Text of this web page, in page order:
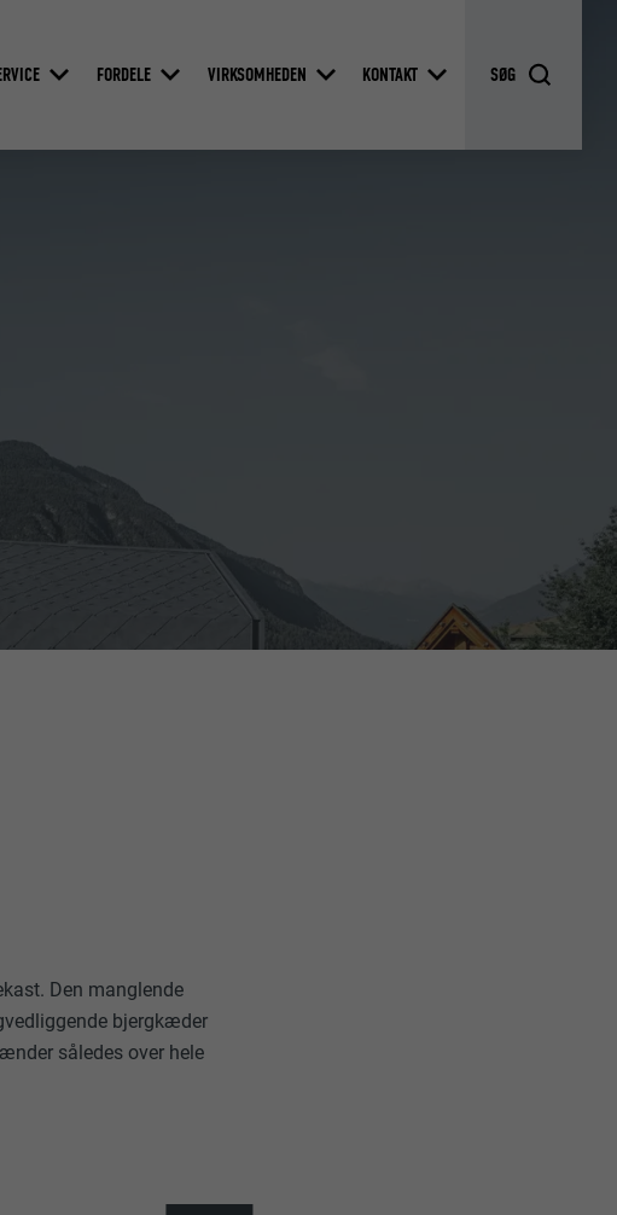
FORDELE VIRKSOMHEDEN KONTAKT
Den manglende
bjergkæder
således over hele